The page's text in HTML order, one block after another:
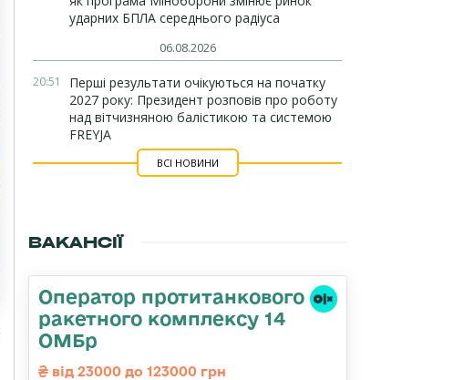
ударних БПЛА середнього радіуса
06.08.2026
20:51
Перші результати очікуються на початку
2027 року: Президент розповів про роботу
над вітчизняною балістикою та системою
FREYJA
ВСІ НОВИНИ
ВАКАНСІЇ
Оператор протитанкового
ракетного комплексу 14
ОМБр
від 23000 до 123000 грн